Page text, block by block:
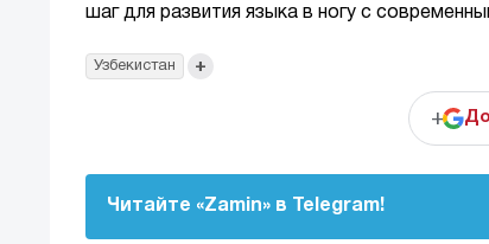
шаг для развития языка в ногу с
Узбекистан +
+
Читайте «Zamin» в Telegram!